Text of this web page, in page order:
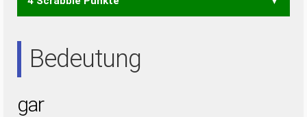
Bedeutung
gar